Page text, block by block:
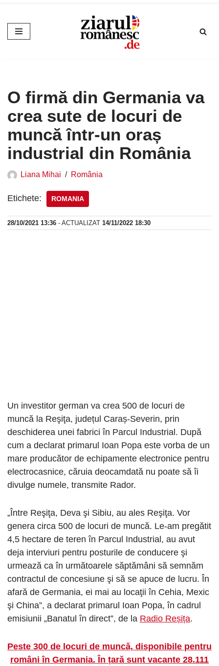
Sari
la
O firmă din Germania va
crea sute de locuri de
muncă într-un oraș
industrial din România
Liana Mihai România
Etichete: ROMANIA
28/10/2021 13:36 - ACTUALIZAT 14/11/2022 18:30
Un investitor german va crea 500 de locuri de
muncă la Reşiţa, județul Caraș-Severin, prin
deschiderea unei fabrici în Parcul Industrial. După
cum a declarat primarul Ioan Popa este vorba de un
mare producător de echipamente electronice pentru
electrocasnice, căruia deocamdată nu poate să îi
divulge numele, transmite Rador.
„Între Reşiţa, Deva şi Sibiu, au ales Reşiţa. Vor
genera circa 500 de locuri de muncă. Le-am pregătit
4,5 hectare de teren în Parcul Industrial, au avut
deja interviuri pentru posturile de conducere şi
urmează ca în următoarele săptămâni să semnăm
contractul de concesiune şi să se apuce de lucru. În
afară de Germania, ei mai au locaţii în Cehia, Mexic
şi China”, a declarat primarul Ioan Popa, în cadrul
emisiunii „Banatul în direct”, de la Radio Reșița.
Peste 300 de locuri de muncă, disponibile pentru
români în Germania. În țară sunt vacante 28.111